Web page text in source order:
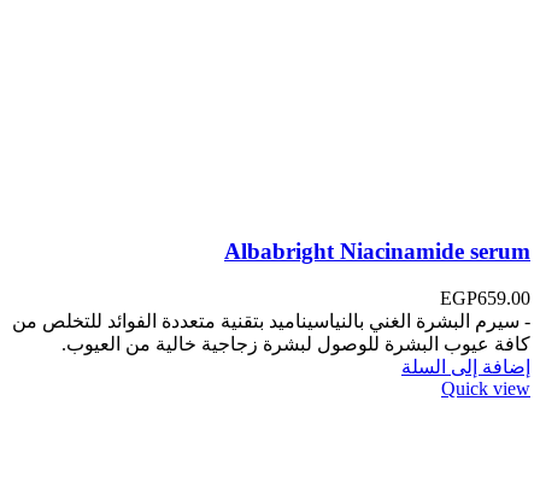
Albabright Niacinamide serum
EGP659.00
- سيرم البشرة الغني بالنياسيناميد بتقنية متعددة الفوائد للتخلص من
كافة عيوب البشرة للوصول لبشرة زجاجية خالية من العيوب.
إضافة إلى السلة
Quick view